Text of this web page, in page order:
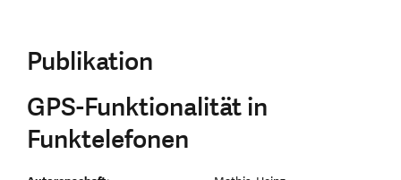
Publikation
GPS-Funktionalität in
Funktelefonen